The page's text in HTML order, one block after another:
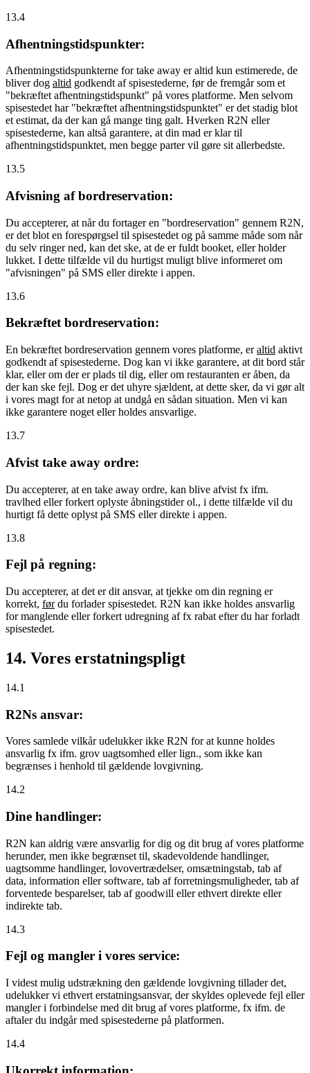
13.4
Afhentningstidspunkter:
Afhentningstidspunkterne for take away er altid kun estimerede, de
bliver dog altid godkendt af spisestederne, før de fremgår som et
"bekræftet afhentningstidspunkt" på vores platforme. Men selvom
spisestedet har "bekræftet afhentningstidspunktet" er det stadig blot
et estimat, da der kan gå mange ting galt. Hverken R2N eller
spisestederne, kan altså garantere, at din mad er klar til
afhentningstidspunktet, men begge parter vil gøre sit allerbedste.
13.5
Afvisning af bordreservation:
Du accepterer, at når du fortager en "bordreservation" gennem R2N,
er det blot en forespørgsel til spisestedet og på samme måde som når
du selv ringer ned, kan det ske, at de er fuldt booket, eller holder
lukket. I dette tilfælde vil du hurtigst muligt blive informeret om
"afvisningen" på SMS eller direkte i appen.
13.6
Bekræftet bordreservation:
En bekræftet bordreservation gennem vores platforme, eraltid aktivt
godkendt af spisestederne. Dog kan vi ikke garantere, at dit bord står
klar, eller om der er plads til dig, eller om restauranten er åben, da
der kan ske fejl. Dog er det uhyre sjældent, at dette sker, da vi gør alt
i vores magt for at netop at undgå en sådan situation. Men vi kan
ikke garantere noget eller holdes ansvarlige.
13.7
Afvist take away ordre:
Du accepterer, at en take away ordre, kan blive afvist fx ifm.
travlhed eller forkert oplyste åbningstider ol., i dette tilfælde vil du
hurtigt få dette oplyst på SMS eller direkte i appen.
13.8
Fejl på regning:
Du accepterer, at det er dit ansvar, at tjekke om din regning er
korrekt, førdu forlader spisestedet. R2N kan ikke holdes ansvarlig
for manglende eller forkert udregning af fx rabat efter du har forladt
spisestedet.
14. Vores erstatningspligt
14.1
R2Ns ansvar:
Vores samlede vilkår udelukker ikke R2N for at kunne holdes
ansvarlig fx ifm. grov uagtsomhed eller lign., som ikke kan
begrænses i henhold til gældende lovgivning.
14.2
Dine handlinger:
R2N kan aldrig være ansvarlig for dig og dit brug af vores platforme
herunder, men ikke begrænset til, skadevoldende handlinger,
uagtsomme handlinger, lovovertrædelser, omsætningstab, tab af
data, information eller software, tab af forretningsmuligheder, tab af
forventede besparelser, tab af goodwill eller ethvert direkte eller
indirekte tab.
14.3
Fejl og mangler i vores service:
I videst mulig udstrækning den gældende lovgivning tillader det,
udelukker vi ethvert erstatningsansvar, der skyldes oplevede fejl eller
mangler i forbindelse med dit brug af vores platforme, fx ifm. de
aftaler du indgår med spisestederne på platformen.
14.4